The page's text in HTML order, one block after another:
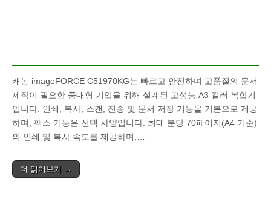
캐논 imageFORCE C51970KG는 빠르고 안전하며 고품질의 문서
제작이 필요한 중대형 기업을 위해 설계된 고성능 A3 컬러 복합기
입니다. 인쇄, 복사, 스캔, 전송 및 문서 저장 기능을 기본으로 제공
하며, 팩스 기능은 선택 사양입니다. 최대 분당 70페이지(A4 기준)
의 인쇄 및 복사 속도를 제공하며,…
더 읽어보기 →